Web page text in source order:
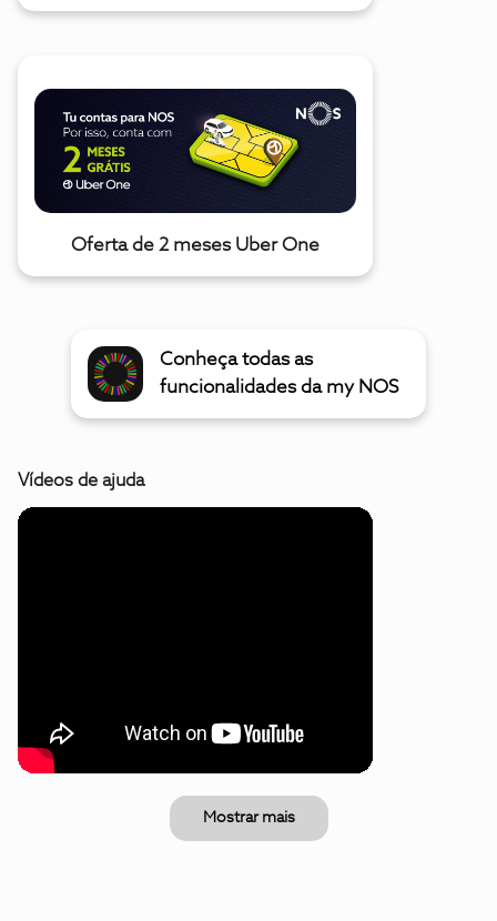
Oferta de 2 meses Uber One
Conheça todas as
funcionalidades da my NOS
Vídeos de ajuda
Mostrar mais